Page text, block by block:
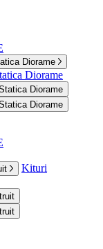
Diorame
Diorame
Diorame
Diorame
Kituri